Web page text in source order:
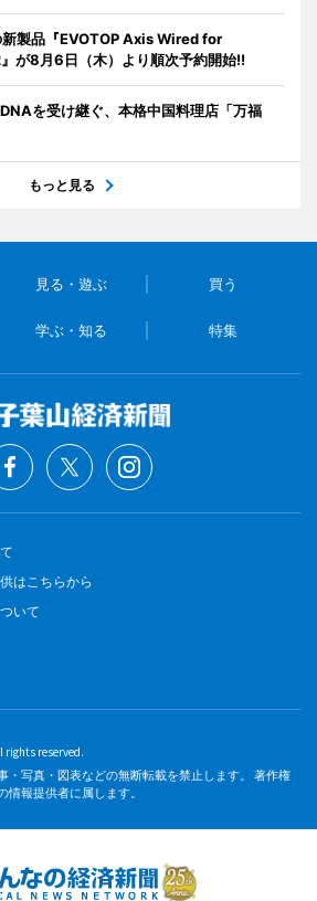
新製品『EVOTOP Axis Wired for
が8月6日（木）より順次予約開始!!
を受け継ぐ、本格中国料理店「万福
もっと見る
見る・遊ぶ 買う
学ぶ・知る 特集
はこちらから
いて
rights reserved.
・写真・図表などの無断転載を禁止します。 著作権
報提供者に属します。